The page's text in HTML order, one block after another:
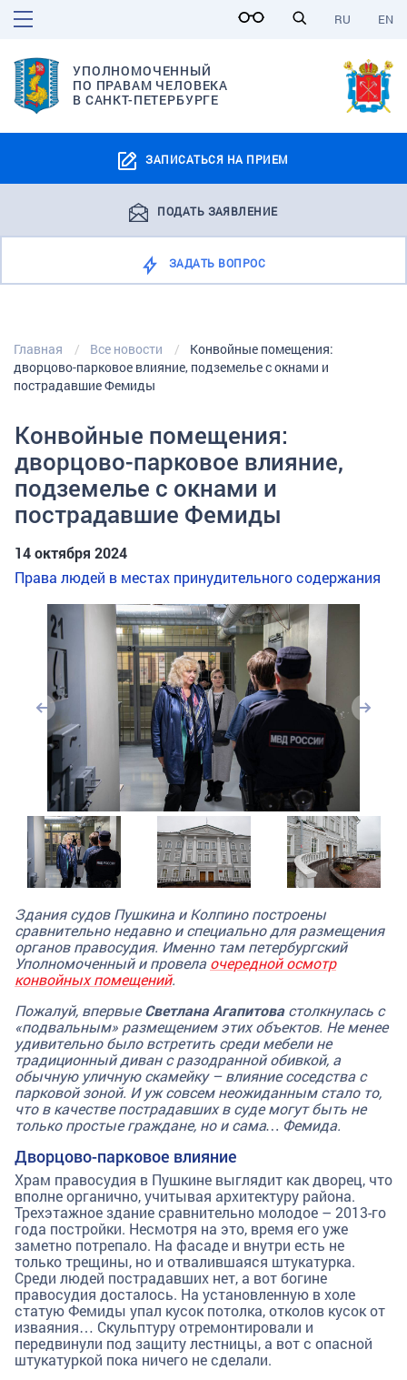
EN
RU
УПОЛНОМОЧЕННЫЙ
ПО ПРАВАМ ЧЕЛОВЕКА
В САНКТ-ПЕТЕРБУРГЕ
ЗАПИСАТЬСЯ НА ПРИЕМ
ПОДАТЬ ЗАЯВЛЕНИЕ
ЗАДАТЬ ВОПРОС
Главная Все новости
Конвойные помещения:
дворцово-парковое влияние, подземелье с окнами и
пострадавшие Фемиды
Конвойные помещения:
дворцово-парковое влияние,
подземелье с окнами и
пострадавшие Фемиды
14 октября 2024
Права людей в местах принудительного содержания
Здания судов Пушкина и Колпино построены
сравнительно недавно и специально для размещения
органов правосудия. Именно там петербургский
Уполномоченный и провелаочередной осмотр
конвойных помещений.
Пожалуй, впервыеСветлана Агапитовастолкнулась с
«подвальным» размещением этих объектов. Не менее
удивительно было встретить среди мебели не
традиционный диван с разодранной обивкой, а
обычную уличную скамейку – влияние соседства с
парковой зоной. И уж совсем неожиданным стало то,
что в качестве пострадавших в суде могут быть не
только простые граждане, но и сама… Фемида.
Дворцово-парковое влияние
Храм правосудия в Пушкине выглядит как дворец, что
вполне органично, учитывая архитектуру района.
Трехэтажное здание сравнительно молодое – 2013-го
года постройки. Несмотря на это, время его уже
заметно потрепало. На фасаде и внутри есть не
только трещины, но и отвалившаяся штукатурка.
Среди людей пострадавших нет, а вот богине
правосудия досталось. На установленную в холе
статую Фемиды упал кусок потолка, отколов кусок от
изваяния… Скульптуру отремонтировали и
передвинули под защиту лестницы, а вот с опасной
штукатуркой пока ничего не сделали.